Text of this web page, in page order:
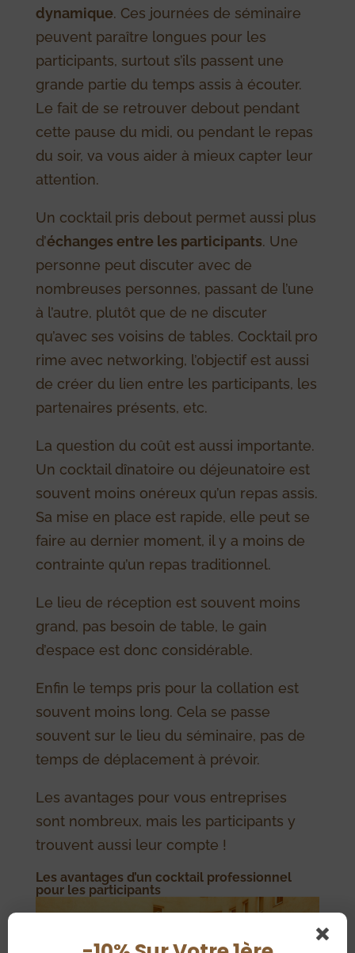
dynamique. Ces journées de séminaire
peuvent paraître longues pour les
participants, surtout s’ils passent une
grande partie du temps assis à écouter.
Le fait de se retrouver debout pendant
cette pause du midi, ou pendant le repas
du soir, va vous aider à mieux capter leur
attention.
Un cocktail pris debout permet aussi plus
d’échanges entre les participants. Une
personne peut discuter avec de
nombreuses personnes, passant de l’une
à l’autre, plutôt que de ne discuter
qu’avec ses voisins de tables. Cocktail pro
rime avec networking, l’objectif est aussi
de créer du lien entre les participants, les
partenaires présents, etc.
La question du coût est aussi importante.
Un cocktail dînatoire ou déjeunatoire est
souvent moins onéreux qu’un repas assis.
Sa mise en place est rapide, elle peut se
faire au dernier moment, il y a moins de
contrainte qu’un repas traditionnel.
Le lieu de réception est souvent moins
grand, pas besoin de table, le gain
d’espace est donc considérable.
Enfin le temps pris pour la collation est
souvent moins long. Cela se passe
souvent sur le lieu du séminaire, pas de
temps de déplacement à prévoir.
Les avantages pour vous entreprises
sont nombreux, mais les participants y
trouvent aussi leur compte !
Les avantages d’un cocktail professionnel
pour les participants